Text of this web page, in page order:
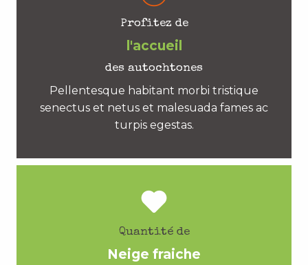
Profitez de
l'accueil
des autochtones
Pellentesque habitant morbi tristique
senectus et netus et malesuada fames ac
turpis egestas.
Quantité de
Neige fraiche